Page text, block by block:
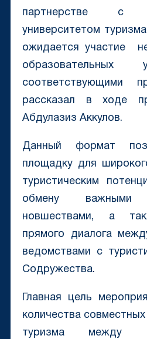
партнерстве с
университетом
ожидается участие
соответствующими
рассказал в ходе
Абдулазиз Аккулов.
Данный формат
площадку для
туристическим
обмену
новшествами, а
прямого диалога
ведомствами с
Содружества.
Главная цель
количества
туризма между